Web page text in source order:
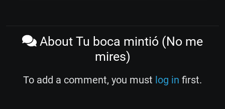
About Tu boca mintió (No me
mires)
To add a comment, you must log in first.